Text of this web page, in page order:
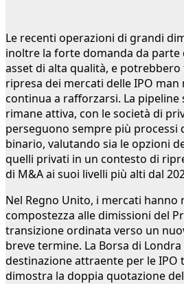
Le recenti operazioni di grandi
inoltre la forte domanda da
asset di alta qualità, e
ripresa dei mercati delle IPO man
continua a rafforzarsi. La
rimane attiva, con le società di
perseguono sempre più processi
binario, valutando sia le opzioni
quelli privati in un contesto di
di M&A ai suoi livelli più alti dal
Nel Regno Unito, i mercati hanno
compostezza alle dimissioni del
transizione ordinata verso un
breve termine. La Borsa di
destinazione attraente per le
dimostra la doppia quotazione